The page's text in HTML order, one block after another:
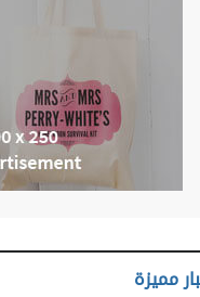
مميزة